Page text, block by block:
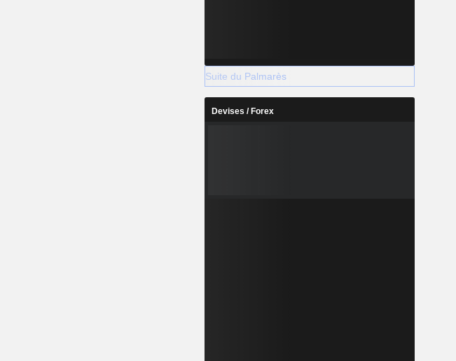
Suite du Palmarès
Devises / Forex